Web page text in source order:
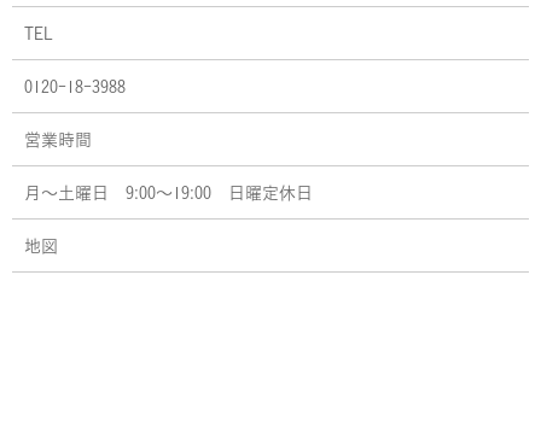
TEL
0120-18-3988
営業時間
月〜土曜日 9:00～19:00 日曜定休日
地図